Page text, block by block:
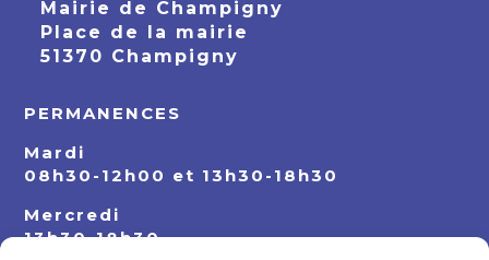
Mairie de Champigny
Place de la mairie
51370 Champigny
PERMANENCES
Mardi
08h30-12h00 et 13h30-18h30
Mercredi
13h30-18h30